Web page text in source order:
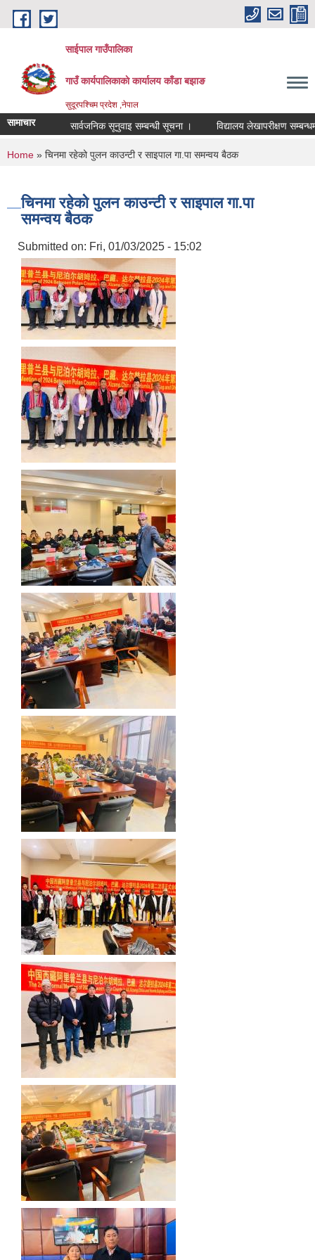
Skip to main content
साईपाल गाउँपालिका
गाउँ कार्यपालिकाकाे कार्यालय काँडा बझाङ
सुदूरपश्चिम प्रदेश ,नेपाल
सामाचार सार्वजनिक सूनुवाइ सम्बन्धी सूचना । विद्यालय लेखापरीक्षण सम्बन्धमा
You are here
Home » चिनमा रहेको पुलन काउन्टी र साइपाल गा.पा समन्वय बैठक
चिनमा रहेको पुलन काउन्टी र साइपाल गा.पा
समन्वय बैठक
Submitted on: Fri, 01/03/2025 - 15:02